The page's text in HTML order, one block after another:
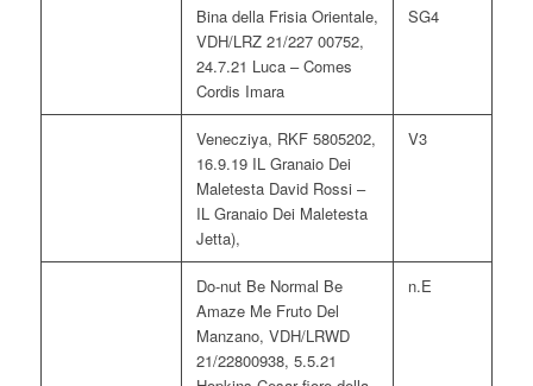
Bina della Frisia Orientale,
VDH/LRZ 21/227 00752,
24.7.21 Luca – Comes
Cordis Imara
SG4
Venecziya, RKF 5805202,
16.9.19 IL Granaio Dei
Maletesta David Rossi –
IL Granaio Dei Maletesta
Jetta),
V3
Do-nut Be Normal Be
Amaze Me Fruto Del
Manzano, VDH/LRWD
21/22800938, 5.5.21
n.E